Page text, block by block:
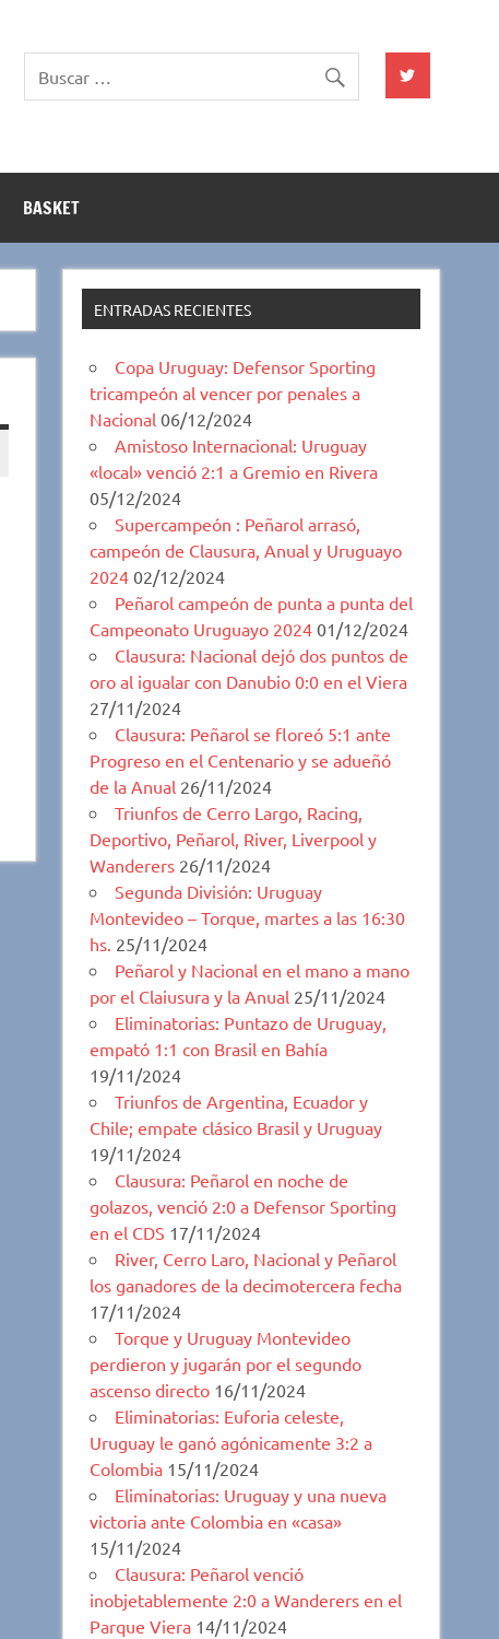
BASKET
ENTRADAS RECIENTES
Copa Uruguay: Defensor Sporting
tricampeón al vencer por penales a
Nacional 06/12/2024
Amistoso Internacional: Uruguay
«local» venció 2:1 a Gremio en Rivera
05/12/2024
Supercampeón : Peñarol arrasó,
campeón de Clausura, Anual y Uruguayo
2024 02/12/2024
Peñarol campeón de punta a punta del
Campeonato Uruguayo 2024 01/12/2024
Clausura: Nacional dejó dos puntos de
oro al igualar con Danubio 0:0 en el Viera
27/11/2024
Clausura: Peñarol se floreó 5:1 ante
Progreso en el Centenario y se adueñó
de la Anual 26/11/2024
Triunfos de Cerro Largo, Racing,
Deportivo, Peñarol, River, Liverpool y
Wanderers 26/11/2024
Segunda División: Uruguay
Montevideo – Torque, martes a las 16:30
hs. 25/11/2024
Peñarol y Nacional en el mano a mano
por el Claiusura y la Anual 25/11/2024
Eliminatorias: Puntazo de Uruguay,
empató 1:1 con Brasil en Bahía
19/11/2024
Triunfos de Argentina, Ecuador y
Chile; empate clásico Brasil y Uruguay
19/11/2024
Clausura: Peñarol en noche de
golazos, venció 2:0 a Defensor Sporting
en el CDS 17/11/2024
River, Cerro Laro, Nacional y Peñarol
los ganadores de la decimotercera fecha
17/11/2024
Torque y Uruguay Montevideo
perdieron y jugarán por el segundo
ascenso directo 16/11/2024
Eliminatorias: Euforia celeste,
Uruguay le ganó agónicamente 3:2 a
Colombia 15/11/2024
Eliminatorias: Uruguay y una nueva
victoria ante Colombia en «casa»
15/11/2024
Clausura: Peñarol venció
inobjetablemente 2:0 a Wanderers en el
Parque Viera 14/11/2024